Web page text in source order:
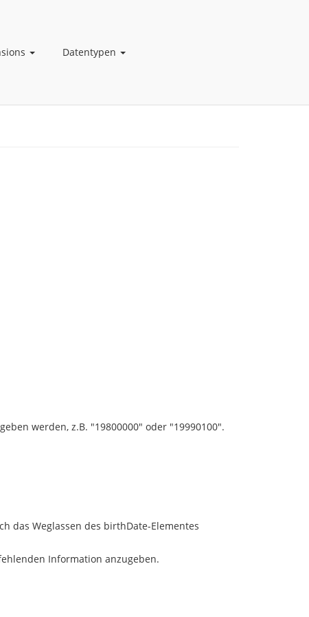
Datentypen
werden, z.B. "19800000" oder "19990100".
das Weglassen des birthDate-Elementes
Information anzugeben.